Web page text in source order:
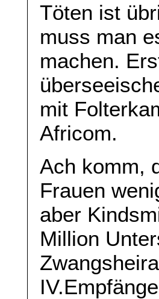
Töten ist
muss man
machen.
mit
Africom.
Ach komm,
Frauen
aber
Million